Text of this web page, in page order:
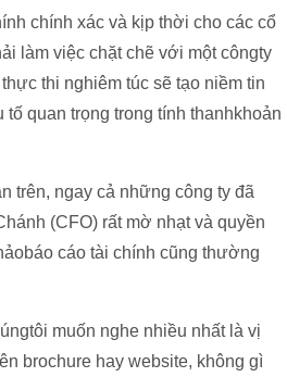
chính xác và kịp thời cho các cổ
làm việc chặt chẽ với một côngty
thi nghiêm túc sẽ tạo niềm tin
quan trọng trong tính thanhkhoản
trên, ngay cả những công ty đã
(CFO) rất mờ nhạt và quyền
cáo tài chính cũng thường
muốn nghe nhiều nhất là vị
brochure hay website, không gì